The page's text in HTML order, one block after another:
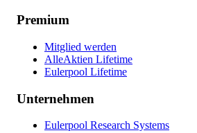
Premium
Mitglied werden
AlleAktien Lifetime
Eulerpool Lifetime
Unternehmen
Eulerpool Research Systems